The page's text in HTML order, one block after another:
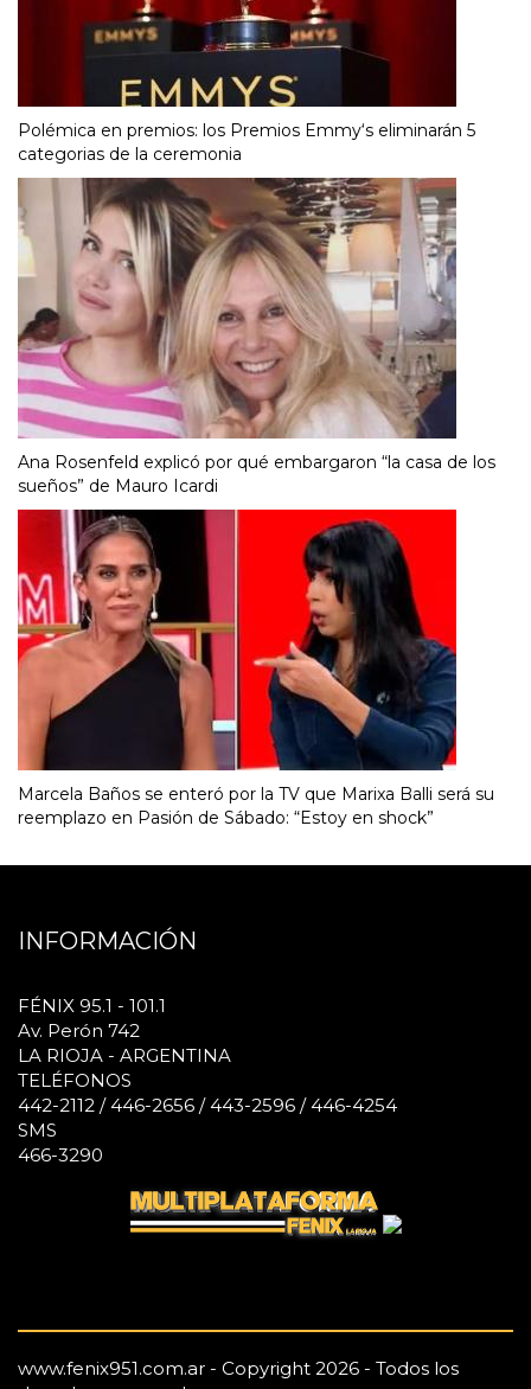
Polémica en premios: los Premios Emmy‘s eliminarán 5
categorias de la ceremonia
Ana Rosenfeld explicó por qué embargaron “la casa de los
sueños” de Mauro Icardi
Marcela Baños se enteró por la TV que Marixa Balli será su
reemplazo en Pasión de Sábado: “Estoy en shock”
INFORMACIÓN
FÉNIX 95.1 - 101.1
Av. Perón 742
LA RIOJA - ARGENTINA
TELÉFONOS
442-2112 / 446-2656 / 443-2596 / 446-4254
SMS
466-3290
www.fenix951.com.ar - Copyright 2026 - Todos los